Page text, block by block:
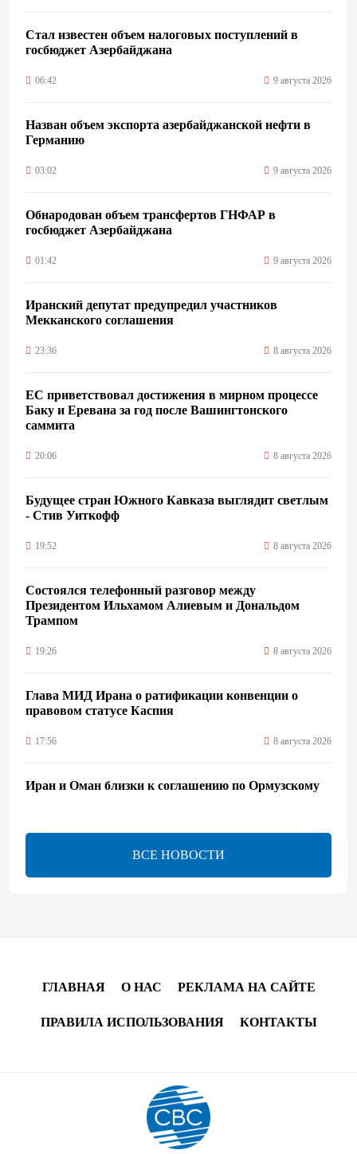
Стал известен объем налоговых поступлений в
госбюджет Азербайджана
06:42 9 августа 2026
Назван объем экспорта азербайджанской нефти в
Германию
03:02 9 августа 2026
Обнародован объем трансфертов ГНФАР в
госбюджет Азербайджана
01:42 9 августа 2026
Иранский депутат предупредил участников
Мекканского соглашения
23:36 8 августа 2026
ЕС приветствовал достижения в мирном процессе
Баку и Еревана за год после Вашингтонского
саммита
20:06 8 августа 2026
Будущее стран Южного Кавказа выглядит светлым
- Стив Уиткофф
19:52 8 августа 2026
Состоялся телефонный разговор между
Президентом Ильхамом Алиевым и Дональдом
Трампом
19:26 8 августа 2026
Глава МИД Ирана о ратификации конвенции о
правовом статусе Каспия
17:56 8 августа 2026
Иран и Оман близки к соглашению по Ормузскому
17:46 8 августа 2026
Телефонный разговор лидеров - показатель
Хикмет Гаджиев поделился публикацией в связи с
15:14 8 августа 2026
В минобороны Азербайджана прошло собрание
военных атташе в зарубежных странах (ФОТО)
ВСЕ НОВОСТИ
ГЛАВНАЯ О НАС РЕКЛАМА НА САЙТЕ
ПРАВИЛА ИСПОЛЬЗОВАНИЯ КОНТАКТЫ